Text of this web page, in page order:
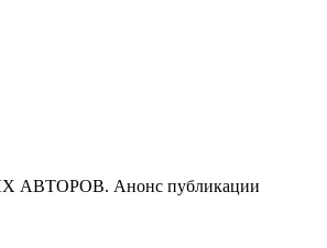
Анонс публикации